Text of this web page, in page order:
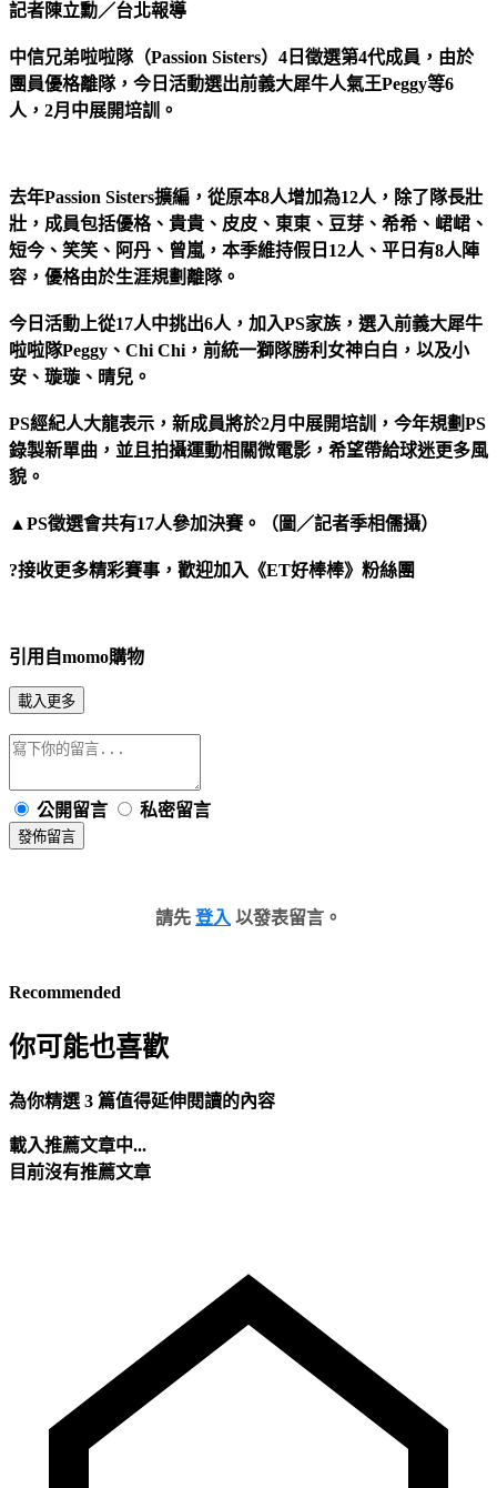
記者陳立勳／台北報導
中信兄弟啦啦隊（Passion Sisters）4日徵選第4代成員，由於
團員優格離隊，今日活動選出前義大犀牛人氣王Peggy等6
人，2月中展開培訓。
去年Passion Sisters擴編，從原本8人增加為12人，除了隊長壯
壯，成員包括優格、貴貴、皮皮、東東、豆芽、希希、峮峮、
短今、笑笑、阿丹、曾嵐，本季維持假日12人、平日有8人陣
容，優格由於生涯規劃離隊。
今日活動上從17人中挑出6人，加入PS家族，選入前義大犀牛
啦啦隊Peggy、Chi Chi，前統一獅隊勝利女神白白，以及小
安、璇璇、晴兒。
PS經紀人大龍表示，新成員將於2月中展開培訓，今年規劃PS
錄製新單曲，並且拍攝運動相關微電影，希望帶給球迷更多風
貌。
▲PS徵選會共有17人參加決賽。（圖／記者季相儒攝）
?接收更多精彩賽事，歡迎加入《ET好棒棒》粉絲團
引用自momo購物
載入更多
公開留言 私密留言
發佈留言
請先 登入 以發表留言。
Recommended
你可能也喜歡
為你精選 3 篇值得延伸閱讀的內容
載入推薦文章中...
目前沒有推薦文章